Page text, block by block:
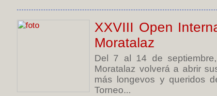
XXVIII Open
Moratalaz
Del 7 al 14 de
Moratalaz volverá a abrir
más longevos y queridos
Torneo...